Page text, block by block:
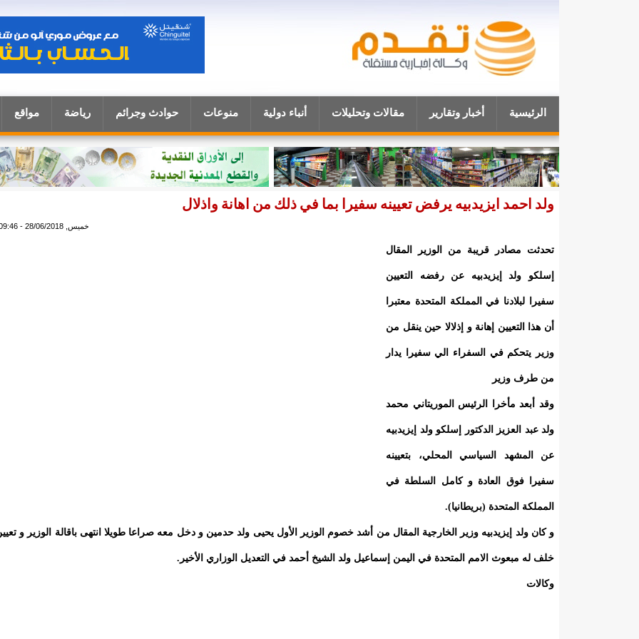
الرئيسية أخبار وتقارير مقالات وتحليلات أنباء دولية منوعات حوادث وجرائم رياضة مواقع
ولد احمد ايزيدبيه يرفض تعيينه سفيرا بما في ذلك من اهانة واذلال
خميس, 28/06/2018 - 09:46
تحدثت مصادر قريبة من الوزير المقال
إسلكو ولد إيزيدبيه عن رفضه التعيين
سفيرا لبلادنا في المملكة المتحدة معتبرا
أن هذا التعيين إهانة و إذلالا حين ينقل من
وزير يتحكم في السفراء الي سفيرا يدار
من طرف وزير
وقد أبعد مأخرا الرئيس الموريتاني محمد
ولد عبد العزيز الدكتور إسلكو ولد إيزيدبيه
عن المشهد السياسي المحلي، بتعيينه
سفيرا فوق العادة و كامل السلطة في
المملكة المتحدة (بريطانيا).
و كان ولد إيزيدبيه وزير الخارجية المقال من أشد خصوم الوزير الأول يحيى ولد حدمين و دخل معه صراعا طويلا انتهى باقالة الوزير و
خلف له مبعوث الامم المتحدة في اليمن إسماعيل ولد الشيخ أحمد في التعديل الوزاري الأخير.
وكالات